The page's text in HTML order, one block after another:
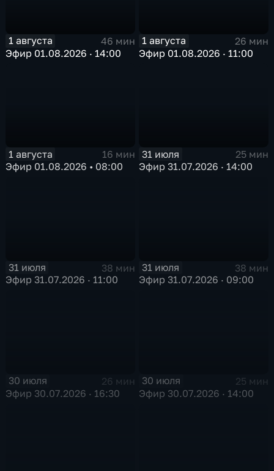
1 августа
46 мин
Эфир 01.08.2026 · 14:00
1 августа
26 мин
Эфир 01.08.2026 · 11:00
1 августа
16 мин
Эфир 01.08.2026 • 08:00
31 июля
25 мин
Эфир 31.07.2026 · 14:00
31 июля
38 мин
Эфир 31.07.2026 · 11:00
31 июля
38 мин
Эфир 31.07.2026 · 09:00
30 июля
26 мин
Эфир 30.07.2026 · 16:30
30 июля
25 мин
Эфир 30.07.2026 · 14:00